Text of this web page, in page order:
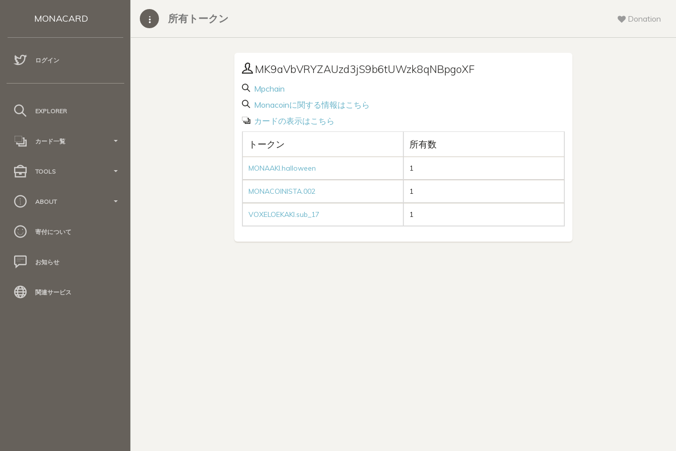
MONACARD
ログイン
EXPLORER
カード一覧
TOOLS
ABOUT
寄付について
お知らせ
関連サービス
所有トークン Donation
MK9aVbVRYZAUzd3jS9b6tUWzk8qNBpgoXF
Mpchain
Monacoinに関する情報はこちら
カードの表示はこちら
トークン 所有数
MONAAKI.halloween 1
MONACOINISTA.002 1
VOXELOEKAKI.sub_17 1